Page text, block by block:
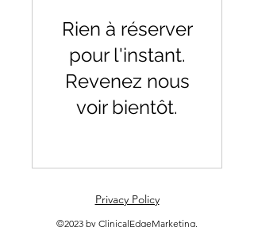
Rien à réserver
pour l'instant.
Revenez nous
voir bientôt.
Privacy Policy
©2023 by ClinicalEdgeMarketing.